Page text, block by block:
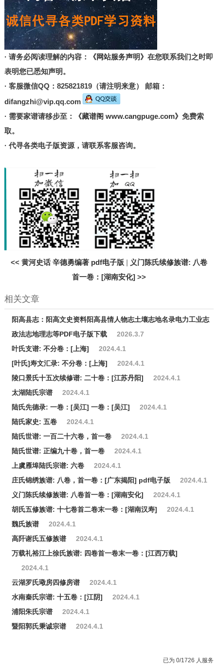
· 请务必阅读理解的内容： 《网站服务声明》 在您联系我们之时即
表明您已悉知声明。
· 客服微信QQ：825821819（请注明来意） 邮箱：
difangzhi@vip.qq.com
· 需要家谱请移步至：
《藏谱阁 www.cangpuge.com》 免费索
取。
· 代寻各类电子版资源，请联系客服咨询。
<< 黄河史话 辛德勇编著 pdf电子版 | 义门陈氏续修族谱: 八卷
首一卷：[湖南安化]>>
相关文章
阳高县志：阳高文史资料阳高县情人物志土壤志地名录电力工业志
政法志地理志等PDF电子版下载
2026.3.7
叶氏支谱: 不分卷：[上海]
2024.4.1
[叶氏]寿文汇录: 不分卷：[上海]
2024.4.1
陵口景氏十五次续修谱: 二十卷：[江苏丹阳]
2024.4.1
太湖陆氏宗谱
2024.4.1
陆氏先德录: 一卷：[吴江] 一卷：[吴江]
2024.4.1
陆氏家史: 五卷
2024.4.1
陆氏世谱: 一百二十六卷，首一卷
2024.4.1
陆氏世谱: 正编九十卷，首一卷
2024.4.1
上虞雁埠陆氏宗谱: 六卷
2024.4.1
庄氏锦绣族谱: 八卷，首一卷：[广东揭阳] pdf电子版
2024.4.1
义门陈氏续修族谱: 八卷首一卷：[湖南安化]
2024.4.1
胡氏五修族谱: 十七卷首二卷末一卷：[湖南汉寿]
2024.4.1
魏氏族谱
2024.4.1
高阡谢氏五修族谱
2024.4.1
万载礼裕江上徐氏族谱: 四卷首一卷末一卷：[江西万载]
2024.4.1
云湖罗氏璥房四修房谱
2024.4.1
水南秦氏宗谱: 十五卷：[江阴]
2024.4.1
浦阳朱氏宗谱
2024.4.1
暨阳郭氏秉诚宗谱
2024.4.1
已为 0/1726 人服务